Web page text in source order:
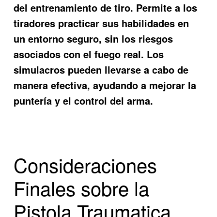
del entrenamiento de tiro. Permite a los
tiradores practicar sus habilidades en
un entorno seguro, sin los riesgos
asociados con el fuego real. Los
simulacros pueden llevarse a cabo de
manera efectiva, ayudando a mejorar la
puntería y el control del arma.
Consideraciones
Finales sobre la
Pistola Traumatica